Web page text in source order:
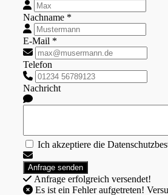
Nachname *
E-Mail *
Telefon
Nachricht
Ich akzeptiere die
Anfrage erfolgreich versendet!